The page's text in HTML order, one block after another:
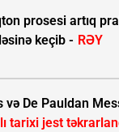
prosesi artıq
keçib - RƏY
və De Pauldan
tarixi jest